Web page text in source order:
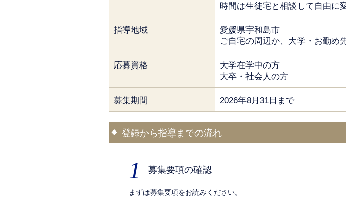
時間は生徒宅と相談して自由に
指導地域
愛媛県宇和島市
ご自宅の周辺か、大学・お勤め
応募資格
大学在学中の方
大卒・社会人の方
募集期間 2026年8月31日まで
登録から指導までの流れ
1 募集要項の確認
まずは募集要項をお読みください。